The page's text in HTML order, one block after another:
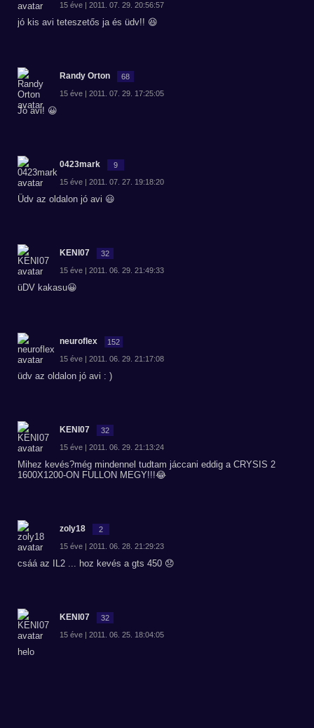
15 éve | 2011. 07. 29. 20:56:57
jó kis avi teteszetős ja és üdv!! 😆
Randy Orton 68
15 éve | 2011. 07. 29. 17:25:05
Jó avi! 😀
0423mark 9
15 éve | 2011. 07. 27. 19:18:20
Üdv az oldalon jó avi 😃
KENI07 32
15 éve | 2011. 06. 29. 21:49:33
üDV kakasu😀
neuroflex 152
15 éve | 2011. 06. 29. 21:17:08
üdv az oldalon jó avi : )
KENI07 32
15 éve | 2011. 06. 29. 21:13:24
Mihez kevés?még mindennel tudtam jáccani eddig a CRYSIS 2
1600X1200-ON FULLON MEGY!!!😂
zoly18 2
15 éve | 2011. 06. 28. 21:29:23
csáá az IL2 ... hoz kevés a gts 450 😞
KENI07 32
15 éve | 2011. 06. 25. 18:04:05
helo